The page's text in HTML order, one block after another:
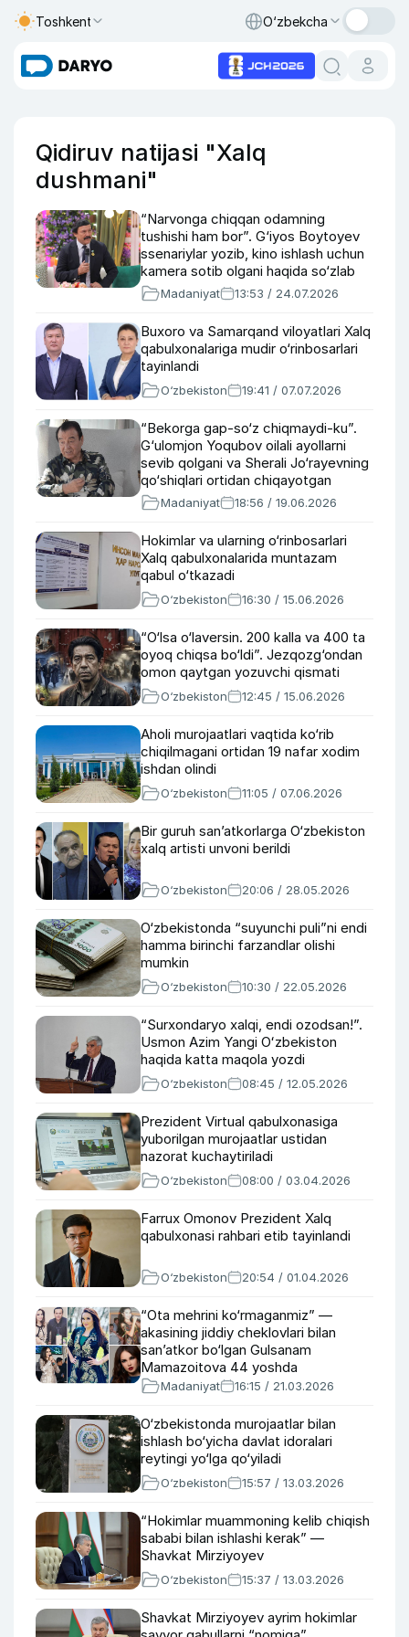
Toshkent O‘zbekcha
Qidiruv natijasi "Xalq
dushmani"
“Narvonga chiqqan odamning
tushishi ham bor”. G‘iyos Boytoyev
ssenariylar yozib, kino ishlash uchun
kamera sotib olgani haqida so‘zlab
berdiMadaniyat 13:53 / 24.07.2026
Buxoro va Samarqand viloyatlari Xalq
qabulxonalariga mudir o‘rinbosarlari
tayinlandi
O‘zbekiston 19:41 / 07.07.2026
“Bekorga gap-so‘z chiqmaydi-ku”.
G‘ulomjon Yoqubov oilali ayollarni
sevib qolgani va Sherali Jo‘rayevning
qo‘shiqlari ortidan chiqayotgan
mojarolar haqida (foto, video)
Madaniyat 18:56 / 19.06.2026
Hokimlar va ularning o‘rinbosarlari
Xalq qabulxonalarida muntazam
qabul o‘tkazadi
O‘zbekiston 16:30 / 15.06.2026
“O‘lsa o‘laversin. 200 kalla va 400 ta
oyoq chiqsa bo‘ldi”. Jezqozg‘ondan
omon qaytgan yozuvchi qismati
O‘zbekiston 12:45 / 15.06.2026
Aholi murojaatlari vaqtida ko‘rib
chiqilmagani ortidan 19 nafar xodim
ishdan olindi
O‘zbekiston 11:05 / 07.06.2026
Bir guruh san’atkorlarga O‘zbekiston
xalq artisti unvoni berildi
O‘zbekiston 20:06 / 28.05.2026
O‘zbekistonda “suyunchi puli”ni endi
hamma birinchi farzandlar olishi
mumkin
O‘zbekiston 10:30 / 22.05.2026
“Surxondaryo xalqi, endi ozodsan!”.
Usmon Azim Yangi Oʻzbekiston
haqida katta maqola yozdi
O‘zbekiston 08:45 / 12.05.2026
Prezident Virtual qabulxonasiga
yuborilgan murojaatlar ustidan
nazorat kuchaytiriladi
O‘zbekiston 08:00 / 03.04.2026
Farrux Omonov Prezident Xalq
qabulxonasi rahbari etib tayinlandi
O‘zbekiston 20:54 / 01.04.2026
“Ota mehrini ko‘rmaganmiz” —
akasining jiddiy cheklovlari bilan
san’atkor bo‘lgan Gulsanam
Mamazoitova 44 yoshda
Madaniyat 16:15 / 21.03.2026
O‘zbekistonda murojaatlar bilan
ishlash bo‘yicha davlat idoralari
reytingi yo‘lga qo‘yiladi
O‘zbekiston 15:57 / 13.03.2026
“Hokimlar muammoning kelib chiqish
sababi bilan ishlashi kerak” —
Shavkat Mirziyoyev
O‘zbekiston 15:37 / 13.03.2026
Shavkat Mirziyoyev ayrim hokimlar